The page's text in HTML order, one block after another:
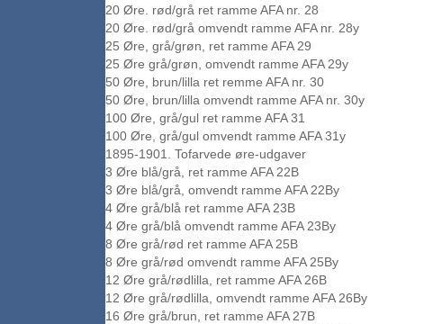
20 Øre. rød/grå ret ramme AFA nr. 28
20 Øre. rød/grå omvendt ramme AFA nr. 28y
25 Øre, grå/grøn, ret ramme AFA 29
25 Øre grå/grøn, omvendt ramme AFA 29y
50 Øre, brun/lilla ret remme AFA nr. 30
50 Øre, brun/lilla omvendt ramme AFA nr. 30y
100 Øre, grå/gul ret ramme AFA 31
100 Øre, grå/gul omvendt ramme AFA 31y
1895-1901. Tofarvede øre-udgaver
3 Øre blå/grå, ret ramme AFA 22B
3 Øre blå/grå, omvendt ramme AFA 22By
4 Øre grå/blå ret ramme AFA 23B
4 Øre grå/blå omvendt ramme AFA 23By
8 Øre grå/rød ret ramme AFA 25B
8 Øre grå/rød omvendt ramme AFA 25By
12 Øre grå/rødlilla, ret ramme AFA 26B
12 Øre grå/rødlilla, omvendt ramme AFA 26By
16 Øre grå/brun, ret ramme AFA 27B